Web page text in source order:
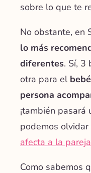
sobre lo que te
No obstante, en
lo más
diferentes. Sí, 3
otra para el bebé
persona
¡también
podemos olvidar
afecta a la pareja
Como sabemos